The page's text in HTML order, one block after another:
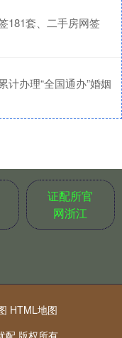
181套、二手房网签
计办理“全国通办”婚姻
证配所官
网浙江
HTML地图